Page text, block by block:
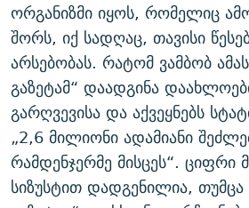
ორგანიზმი იყოს, რომელიც
შორს, იქ სადღაც, თავისი
არსებობას. რატომ ვამბობ
გაზეტამ“ დაადგინა
გარღვევისა და აქვეყნებს
„2,6 მილიონი ადამიანი
რამდენჯერმე მისცეს“. ციფრი
სიზუსტით დადგენილია, თუმცა